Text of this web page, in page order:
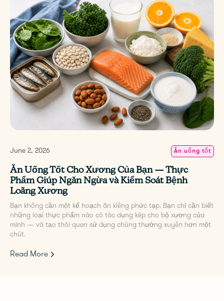
June 2, 2026 Ăn uống tốt
Ăn Uống Tốt Cho Xương Của Bạn — Thực
Phẩm Giúp Ngăn Ngừa và Kiểm Soát Bệnh
Loãng Xương
Bạn không cần một kế hoạch ăn kiêng phức tạp. Bạn chỉ cần biết
những loại thực phẩm nào có tác dụng kép cho bộ xương của
mình — và tạo thói quen sử dụng chúng thường xuyên hơn một
chút.
Read More